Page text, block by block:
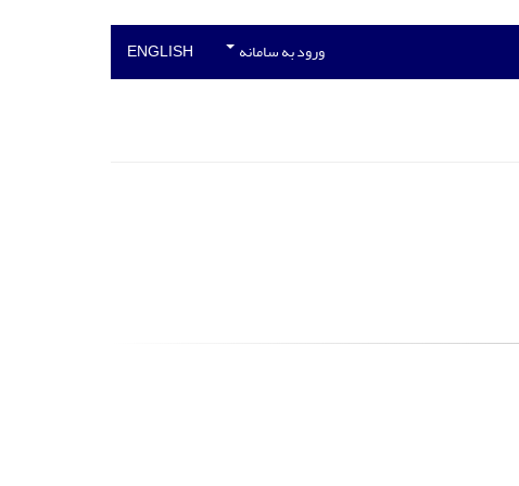
ورود به سامانه ENGLISH